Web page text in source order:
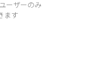
ーザーのみ
ます